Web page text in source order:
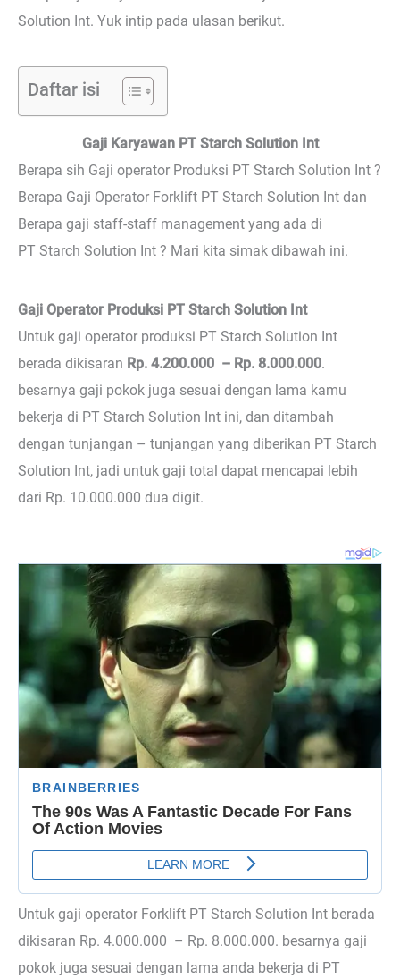
Solution Int. Yuk intip pada ulasan berikut.
Daftar isi
Gaji Karyawan PT Starch Solution Int
Berapa sih Gaji operator Produksi PT Starch Solution Int ?
Berapa Gaji Operator Forklift PT Starch Solution Int dan
Berapa gaji staff-staff management yang ada di
PT Starch Solution Int ? Mari kita simak dibawah ini.
Gaji Operator Produksi PT Starch Solution Int
Untuk gaji operator produksi PT Starch Solution Int
berada dikisaran Rp. 4.200.000 – Rp. 8.000.000.
besarnya gaji pokok juga sesuai dengan lama kamu
bekerja di PT Starch Solution Int ini, dan ditambah
dengan tunjangan – tunjangan yang diberikan PT Starch
Solution Int, jadi untuk gaji total dapat mencapai lebih
dari Rp. 10.000.000 dua digit.
Untuk gaji operator Forklift PT Starch Solution Int berada
dikisaran Rp. 4.000.000 – Rp. 8.000.000. besarnya gaji
pokok juga sesuai dengan lama anda bekerja di PT